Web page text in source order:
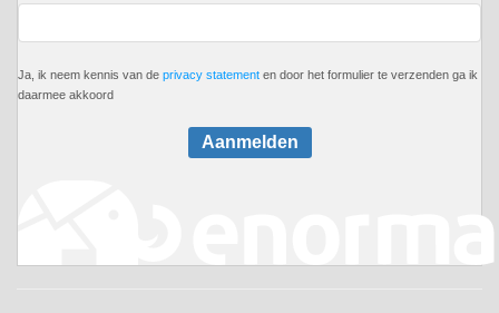
Ja, ik neem kennis van de privacy statement en door het formulier te verzenden ga ik
daarmee akkoord
Aanmelden